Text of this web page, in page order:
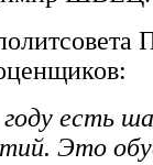
есть
Это